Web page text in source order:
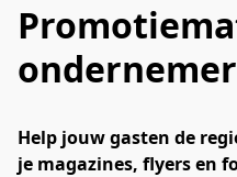
Help jouw gasten de
je magazines, flyers en